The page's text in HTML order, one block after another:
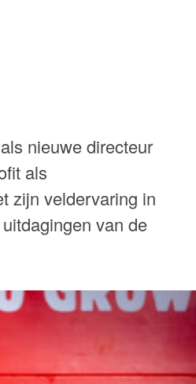
nieuwe directeur
als
zijn veldervaring in
van de